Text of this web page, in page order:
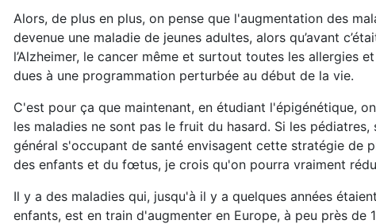
Alors, de plus en plus, on pense que l'augmentation des
devenue une maladie de jeunes adultes, alors qu’avant
l’Alzheimer, le cancer même et surtout toutes les
dues à une programmation perturbée au début de la vie.
C'est pour ça que maintenant, en étudiant l'épigénétique,
les maladies ne sont pas le fruit du hasard. Si les
général s'occupant de santé envisagent cette stratégie de
des enfants et du fœtus, je crois qu'on pourra vraiment
Il y a des maladies qui, jusqu'à il y a quelques années
enfants, est en train d'augmenter en Europe, à peu près de